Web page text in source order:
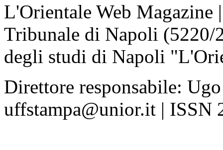
L'Orientale Web Magazine
Tribunale di Napoli
degli studi di Napoli
Direttore responsabile:
uffstampa@unior.it | ISSN